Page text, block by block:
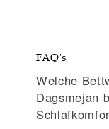
FAQ's
Welche
Dagsmejan